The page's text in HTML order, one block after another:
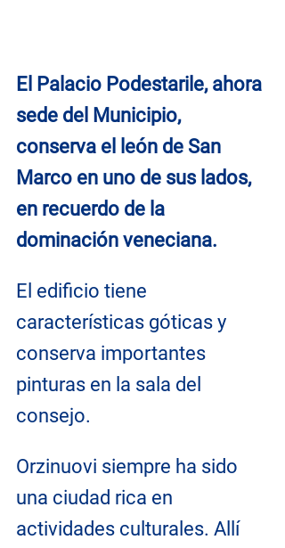
El Palacio Podestarile, ahora
sede del Municipio,
conserva el león de San
Marco en uno de sus lados,
en recuerdo de la
dominación veneciana.
El edificio tiene
características góticas y
conserva importantes
pinturas en la sala del
consejo.
Orzinuovi siempre ha sido
una ciudad rica en
actividades culturales. Allí